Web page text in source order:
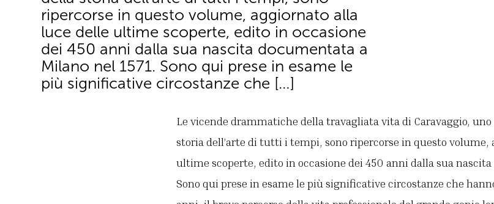
ripercorse in questo volume, aggiornato alla
luce delle ultime scoperte, edito in occasione
dei 450 anni dalla sua nascita documentata a
Milano nel 1571. Sono qui prese in esame le
più significative circostanze che […]
Le vicende drammatiche della travagliata vita di Caravaggio,
storia dell’arte di tutti i tempi, sono ripercorse in questo volume,
ultime scoperte, edito in occasione dei 450 anni dalla sua nascita
Sono qui prese in esame le più significative circostanze che